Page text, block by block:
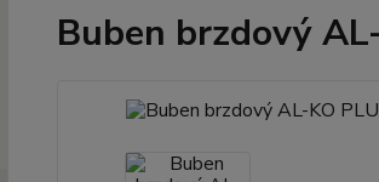
Buben brzdový